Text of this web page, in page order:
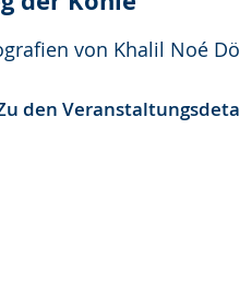
von Khalil Noé
den